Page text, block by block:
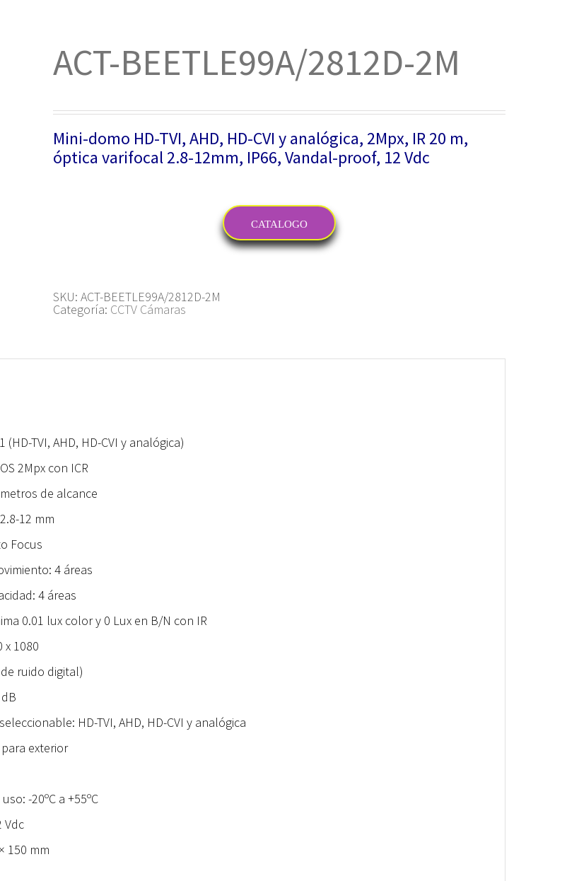
ACT-BEETLE99A/2812D-2M
Mini-domo HD-TVI, AHD, HD-CVI y analógica, 2Mpx, IR 20 m,
óptica varifocal 2.8-12mm, IP66, Vandal-proof, 12 Vdc
CATALOGO
SKU: ACT-BEETLE99A/2812D-2M
Categoría: CCTV Cámaras
(HD-TVI, AHD, HD-CVI y analógica)
2Mpx con ICR
de alcance
12 mm
Focus
4 áreas
4 áreas
0.01 lux color y 0 Lux en B/N con IR
x 1080
ruido digital)
HD-TVI, AHD, HD-CVI y analógica
exterior
-20ºC a +55ºC
Vdc
150 mm